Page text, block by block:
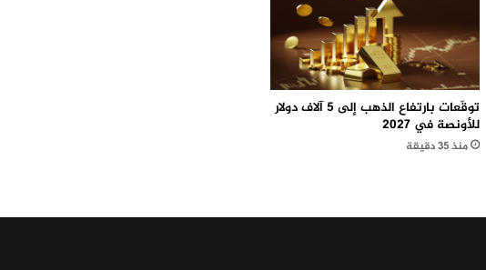
توقّعات بارتفاع الذهب إلى 5 آلاف دولار
للأونصة في 2027
منذ 35 دقيقة